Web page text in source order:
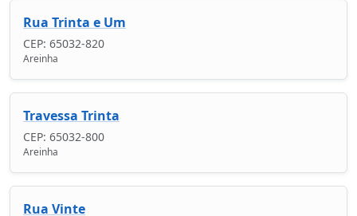
Rua Trinta e Um
CEP: 65032-820
Areinha
Travessa Trinta
CEP: 65032-800
Areinha
Rua Vinte